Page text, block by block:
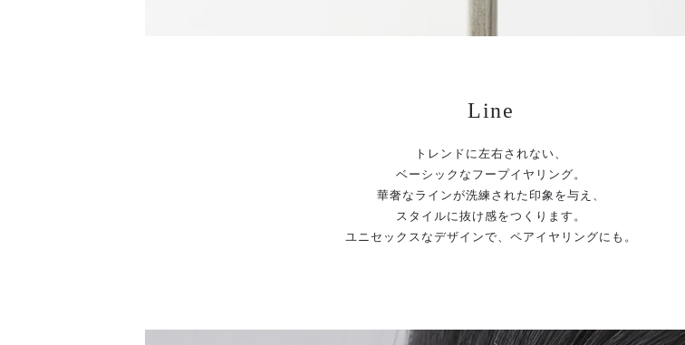
Line
トレンドに左右されない、
ベーシックなフープイヤリング。
華奢なラインが洗練された印象を与え、
スタイルに抜け感をつくります。
ユニセックスなデザインで、ペアイヤリングにも。